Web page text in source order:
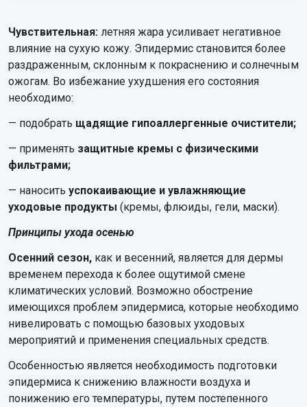
Чувствительная: летняя жара усиливает негативное
влияние на сухую кожу. Эпидермис становится более
раздраженным, склонным к покраснению и солнечным
ожогам. Во избежание ухудшения его состояния
необходимо:
— подобрать щадящие гипоаллергенные очистители;
— применять защитные кремы с физическими
фильтрами;
— наносить успокаивающие и увлажняющие
уходовые продукты (кремы, флюиды, гели, маски).
Принципы ухода осенью
Осенний сезон, как и весенний, является для дермы
временем перехода к более ощутимой смене
климатических условий. Возможно обострение
имеющихся проблем эпидермиса, которые необходимо
нивелировать с помощью базовых уходовых
мероприятий и применения специальных средств.
Особенностью является необходимость подготовки
эпидермиса к снижению влажности воздуха и
понижению его температуры, путем постепенного